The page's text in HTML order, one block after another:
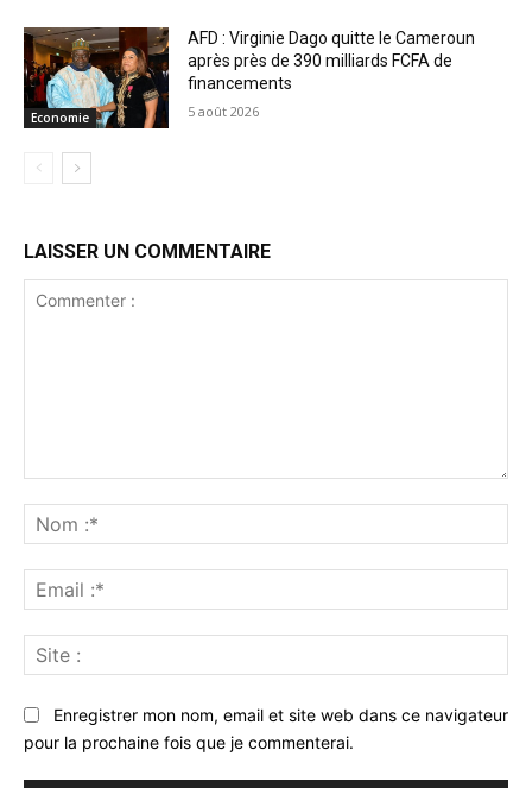
Economie
AFD : Virginie Dago quitte le Cameroun
après près de 390 milliards FCFA de
financements
5 août 2026
LAISSER UN COMMENTAIRE
:*
:*
:
Enregistrer mon nom, email et site web dans ce navigateur
pour la prochaine fois que je commenterai.